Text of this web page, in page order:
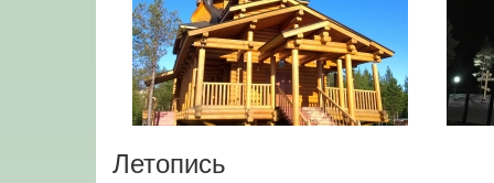
Летопись